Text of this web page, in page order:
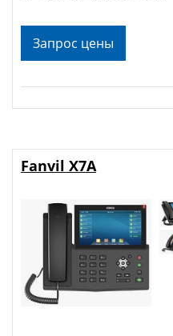
Запрос цены
Fanvil X7A